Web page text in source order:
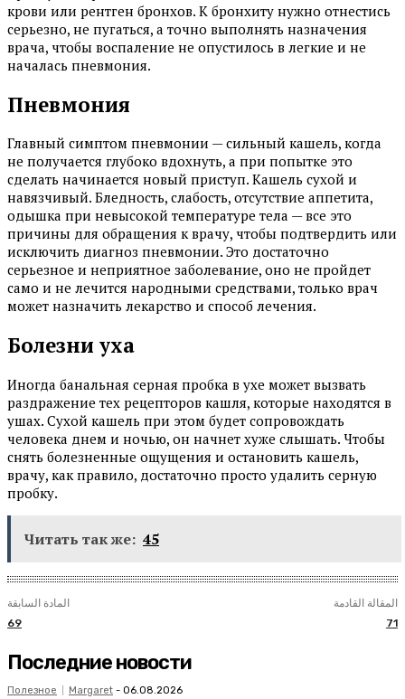
крови или рентген бронхов. К бронхиту нужно отнестись
серьезно, не пугаться, а точно выполнять назначения
врача, чтобы воспаление не опустилось в легкие и не
началась пневмония.
Пневмония
Главный симптом пневмонии — сильный кашель, когда
не получается глубоко вдохнуть, а при попытке это
сделать начинается новый приступ. Кашель сухой и
навязчивый. Бледность, слабость, отсутствие аппетита,
одышка при невысокой температуре тела — все это
причины для обращения к врачу, чтобы подтвердить или
исключить диагноз пневмонии. Это достаточно
серьезное и неприятное заболевание, оно не пройдет
само и не лечится народными средствами, только врач
может назначить лекарство и способ лечения.
Болезни уха
Иногда банальная серная пробка в ухе может вызвать
раздражение тех рецепторов кашля, которые находятся в
ушах. Сухой кашель при этом будет сопровождать
человека днем и ночью, он начнет хуже слышать. Чтобы
снять болезненные ощущения и остановить кашель,
врачу, как правило, достаточно просто удалить серную
пробку.
Читать так же: 45
المادة السابقة
69
المقالة القادمة
71
Последние новости
Полезное Margaret - 06.08.2026